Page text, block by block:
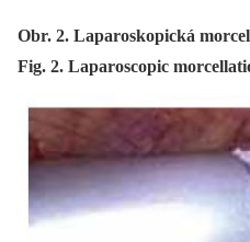
Obr. 2. Laparoskopická
Fig. 2. Laparoscopic